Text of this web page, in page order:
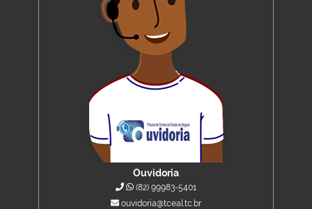
Ouvidoria
(82) 99983-5401
ouvidoria@tceal.tc.br